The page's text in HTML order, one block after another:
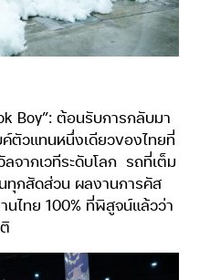
Boy”: ต้อนรับการกลับมา
ตัวแทนหนึ่งเดียวของไทยที่
จากเวทีระดับโลก รถที่เต็ม
ทุกสัดส่วน ผลงานการคัส
นไทย 100% ที่พิสูจน์แล้วว่า